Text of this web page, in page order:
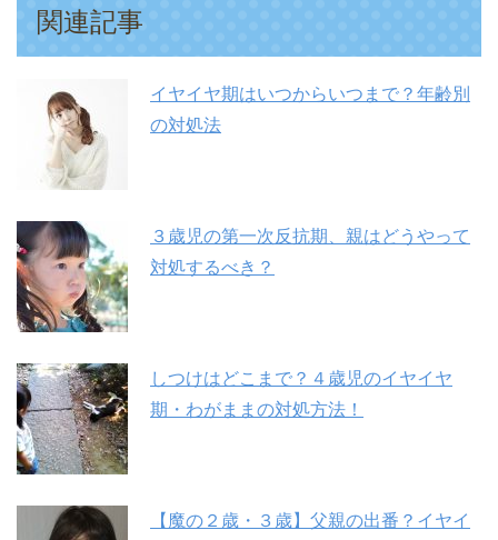
関連記事
イヤイヤ期はいつからいつまで？年齢別
の対処法
３歳児の第一次反抗期、親はどうやって
対処するべき？
しつけはどこまで？４歳児のイヤイヤ
期・わがままの対処方法！
【魔の２歳・３歳】父親の出番？イヤイ